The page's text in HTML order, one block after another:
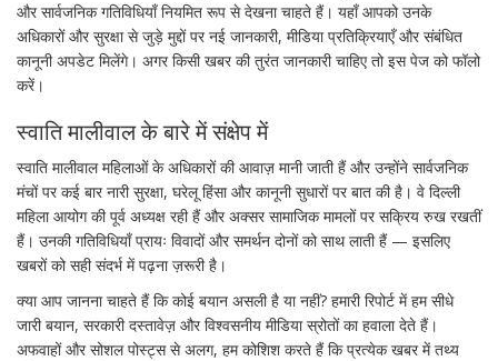
और सार्वजनिक गतिविधियाँ नियमित रूप से देखना चाहते हैं। यहाँ आपको उनके
अधिकारों और सुरक्षा से जुड़े मुद्दों पर नई जानकारी, मीडिया प्रतिक्रियाएँ और संबंधित
कानूनी अपडेट मिलेंगे। अगर किसी खबर की तुरंत जानकारी चाहिए तो इस पेज को फॉलो
करें।
स्वाति मालीवाल के बारे में संक्षेप में
स्वाति मालीवाल महिलाओं के अधिकारों की आवाज़ मानी जाती हैं और उन्होंने सार्वजनिक
मंचों पर कई बार नारी सुरक्षा, घरेलू हिंसा और कानूनी सुधारों पर बात की है। वे दिल्ली
महिला आयोग की पूर्व अध्यक्ष रही हैं और अक्सर सामाजिक मामलों पर सक्रिय रुख रखतीं
हैं। उनकी गतिविधियाँ प्रायः विवादों और समर्थन दोनों को साथ लाती हैं — इसलिए
खबरों को सही संदर्भ में पढ़ना ज़रूरी है।
क्या आप जानना चाहते हैं कि कोई बयान असली है या नहीं? हमारी रिपोर्ट में हम सीधे
जारी बयान, सरकारी दस्तावेज़ और विश्वसनीय मीडिया स्रोतों का हवाला देते हैं।
अफवाहों और सोशल पोस्ट्स से अलग, हम कोशिश करते हैं कि प्रत्येक खबर में तथ्य